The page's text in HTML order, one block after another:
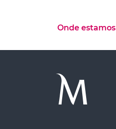
Onde estamos